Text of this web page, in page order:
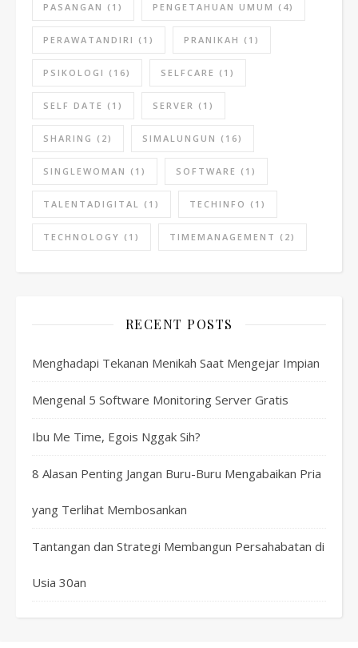
PASANGAN (1) PENGETAHUAN UMUM (4)
PERAWATANDIRI (1) PRANIKAH (1)
PSIKOLOGI (16) SELFCARE (1)
SELF DATE (1) SERVER (1)
SHARING (2) SIMALUNGUN (16)
SINGLEWOMAN (1) SOFTWARE (1)
TALENTADIGITAL (1) TECHINFO (1)
TECHNOLOGY (1) TIMEMANAGEMENT (2)
RECENT POSTS
Menghadapi Tekanan Menikah Saat Mengejar Impian
Mengenal 5 Software Monitoring Server Gratis
Ibu Me Time, Egois Nggak Sih?
8 Alasan Penting Jangan Buru-Buru Mengabaikan Pria
yang Terlihat Membosankan
Tantangan dan Strategi Membangun Persahabatan di
Usia 30an